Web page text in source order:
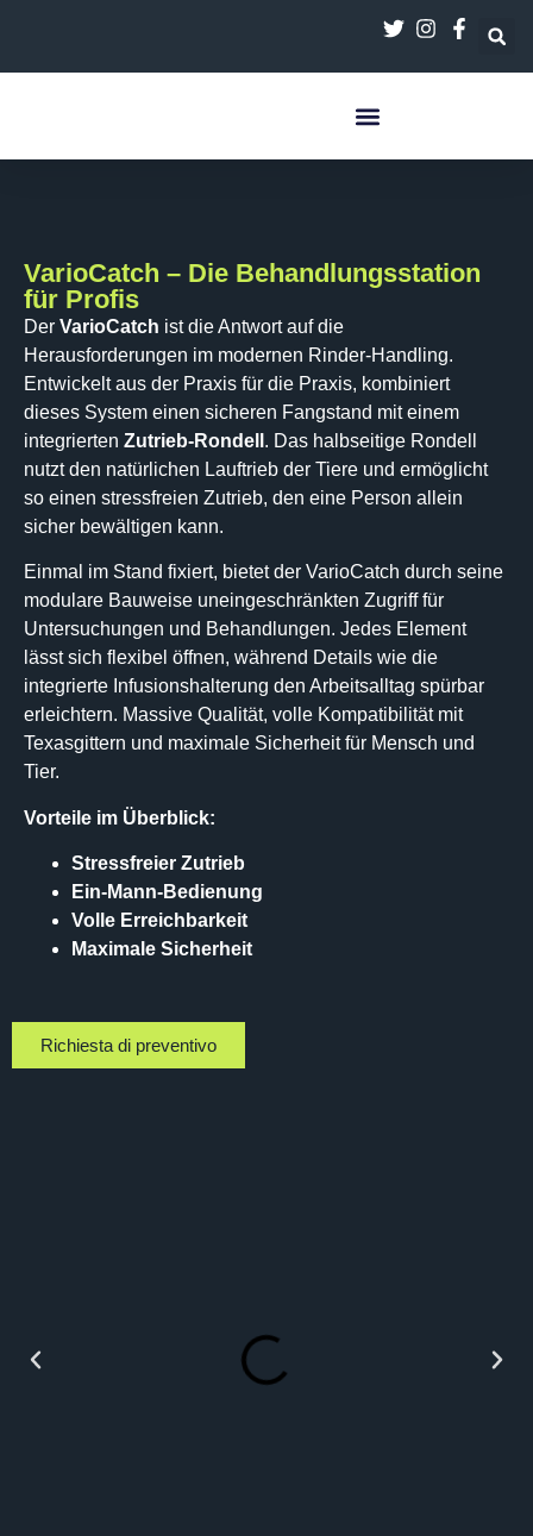
VarioCatch – Die Behandlungsstation
für Profis
Der VarioCatch ist die Antwort auf die
Herausforderungen im modernen Rinder-Handling.
Entwickelt aus der Praxis für die Praxis, kombiniert
dieses System einen sicheren Fangstand mit einem
integrierten Zutrieb-Rondell . Das halbseitige Rondell
nutzt den natürlichen Lauftrieb der Tiere und ermöglicht
so einen stressfreien Zutrieb, den eine Person allein
sicher bewältigen kann.
Einmal im Stand fixiert, bietet der VarioCatch durch seine
modulare Bauweise uneingeschränkten Zugriff für
Untersuchungen und Behandlungen. Jedes Element
lässt sich flexibel öffnen, während Details wie die
integrierte Infusionshalterung den Arbeitsalltag spürbar
erleichtern. Massive Qualität, volle Kompatibilität mit
Texasgittern und maximale Sicherheit für Mensch und
Tier.
Vorteile im Überblick:
Stressfreier Zutrieb
Ein-Mann-Bedienung
Volle Erreichbarkeit
Maximale Sicherheit
Richiesta di preventivo